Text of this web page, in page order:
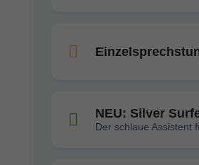
NEU: Silver
Der schlaue Assistent